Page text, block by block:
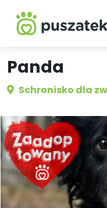
Panda
Schronisko dla